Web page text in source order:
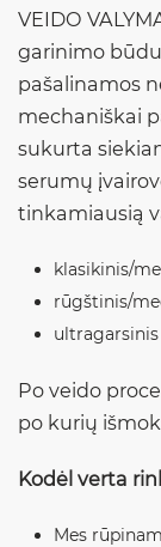
VEIDO
garinimo
pašalinamos
mechaniškai
sukurta
serumų
tinkamiausią
klasikinis/
rūgštinis/
ultragarsinis
Po veido
po kurių
Kodėl verta
Mes